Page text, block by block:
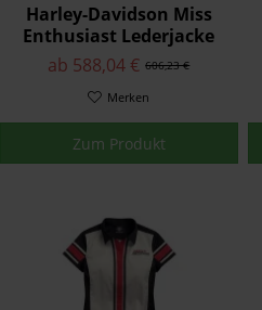
Harley-Davidson Miss
Enthusiast Lederjacke
Damen 98030-18EW
606,23 €
ab 588,04 €
Merken
Zum Produkt